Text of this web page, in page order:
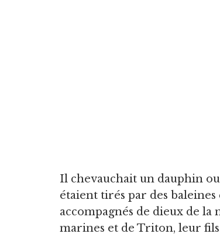
Il chevauchait un dauphin
étaient tirés par des
accompagnés de dieux de la
marines et de Triton, leur